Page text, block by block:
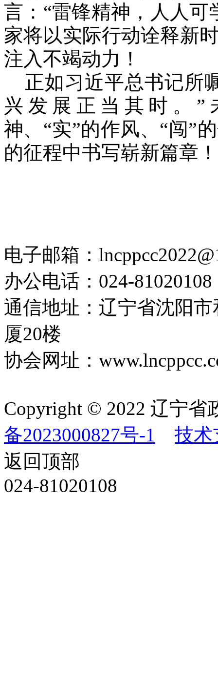
言：“雷锋精神，人人
家将以实际行动诠释新
注入不竭动力！
正如习近平总书记所
兴发展正当其时。”
神、“实”的作风、“闯”
的征程中书写崭新篇章！
电子邮箱：
办公电话：024-81020108
通信地址：辽宁省沈阳
厦20楼
协会网址：
Copyright © 2022 辽宁
备2023000827号-1
技术
返回顶部
024-81020108